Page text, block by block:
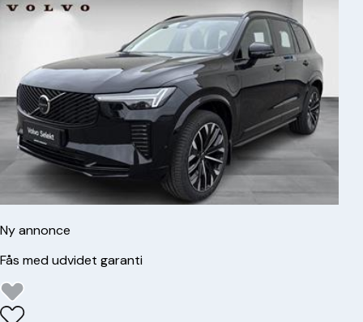
Ny annonce
Fås med udvidet garanti